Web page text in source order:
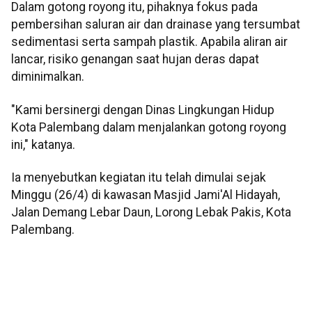
Dalam gotong royong itu, pihaknya fokus pada
pembersihan saluran air dan drainase yang tersumbat
sedimentasi serta sampah plastik. Apabila aliran air
lancar, risiko genangan saat hujan deras dapat
diminimalkan.
"Kami bersinergi dengan Dinas Lingkungan Hidup
Kota Palembang dalam menjalankan gotong royong
ini," katanya.
Ia menyebutkan kegiatan itu telah dimulai sejak
Minggu (26/4) di kawasan Masjid Jami'Al Hidayah,
Jalan Demang Lebar Daun, Lorong Lebak Pakis, Kota
Palembang.